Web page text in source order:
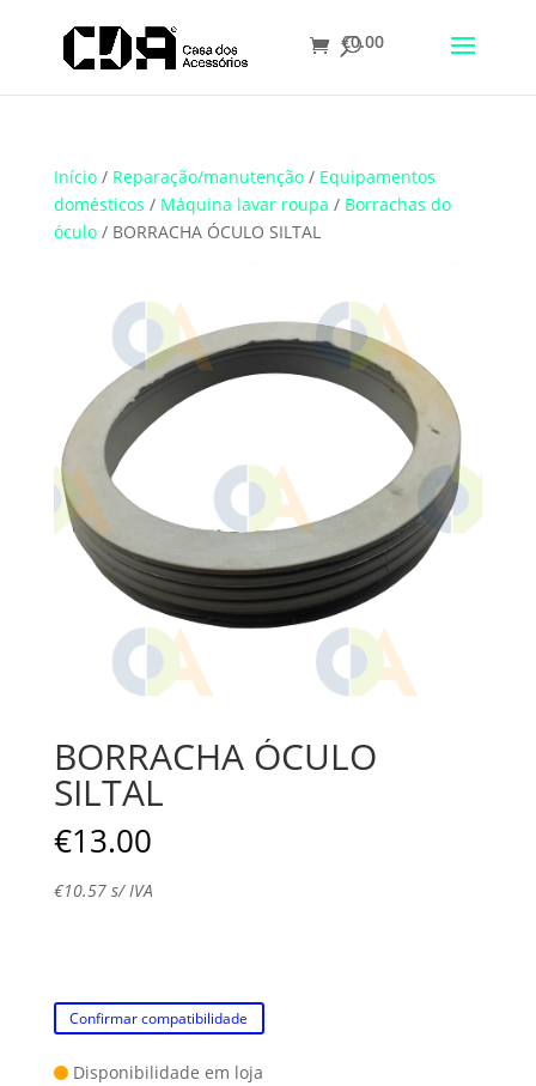
Translate
€0.00
Início/ Reparação/manutenção/ Equipamentos
domésticos / Máquina lavar roupa / Borrachas do
óculo/ BORRACHA ÓCULO SILTAL
BORRACHA ÓCULO
SILTAL
€13.00
€10.57s/ IVA
Confirmar compatibilidade
Disponibilidade em loja